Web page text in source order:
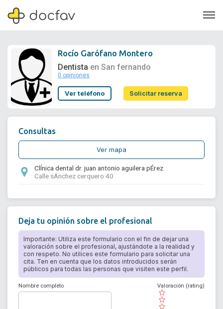
Soporte
Rocío Garófano Montero
Dentista en San fernando
0 opiniones
Ver teléfono Solicitar reserva
Consultas
Ver mapa
ClÍnica dental dr. juan antonio aguilera pÉrez
Calle sÁnchez cerquero 40
Deja tu opinión sobre el profesional
Importante: Utiliza este formulario con el fin de dejar una
valoración sobre el profesional, ajustándote a la realidad y
con respeto. No utilices este formulario para solicitar una
cita. Ten en cuenta que los datos introducidos serán
públicos para todas las personas que visiten este perfil.
Nombre completo
( )
( )
( )
Valoración (rating)